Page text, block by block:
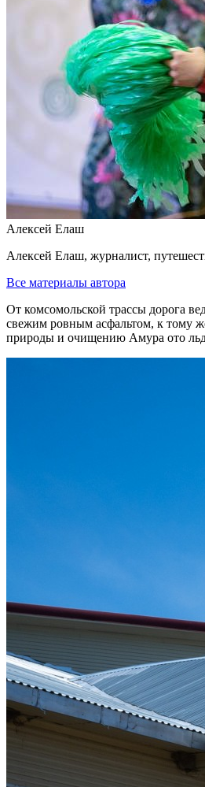
Алексей Елаш
Алексей Елаш, журналист,
Все материалы автора
От комсомольской трассы дорога
свежим ровным асфальтом, к тому
природы и очищению Амура ото